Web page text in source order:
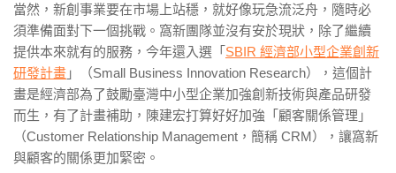
當然，新創事業要在市場上站穩，就好像玩急流泛舟，隨時必
須準備面對下一個挑戰。窩新團隊並沒有安於現狀，除了繼續
提供本來就有的服務，今年還入選「 SBIR 經濟部小型企業創新
研發計畫 」（Small Business Innovation Research），這個計
畫是經濟部為了鼓勵臺灣中小型企業加強創新技術與產品研發
而生，有了計畫補助，陳建宏打算好好加強「顧客關係管理」
（Customer Relationship Management，簡稱 CRM），讓窩新
與顧客的關係更加緊密。